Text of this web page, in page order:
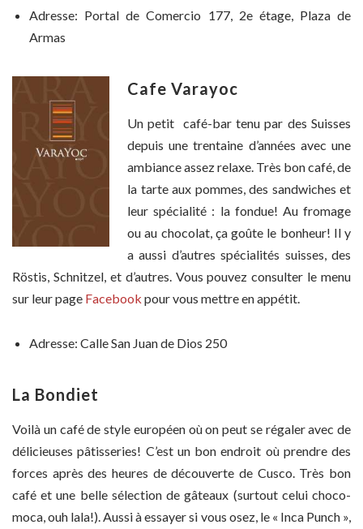
Adresse: Portal de Comercio 177, 2e étage, Plaza de
Armas
Cafe Varayoc
Un petit café-bar tenu par des Suisses
depuis une trentaine d’années avec une
ambiance assez relaxe. Très bon café, de
la tarte aux pommes, des sandwiches et
leur spécialité : la fondue! Au fromage
ou au chocolat, ça goûte le bonheur! Il y
a aussi d’autres spécialités suisses, des
Röstis, Schnitzel, et d’autres. Vous pouvez consulter le menu
sur leur page Facebook pour vous mettre en appétit.
Adresse: Calle San Juan de Dios 250
La Bondiet
Voilà un café de style européen où on peut se régaler avec de
délicieuses pâtisseries! C’est un bon endroit où prendre des
forces après des heures de découverte de Cusco. Très bon
café et une belle sélection de gâteaux (surtout celui choco-
moca, ouh lala!). Aussi à essayer si vous osez, le « Inca Punch »,